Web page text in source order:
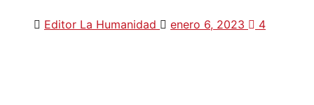
Editor La Humanidad enero 6, 2023 4